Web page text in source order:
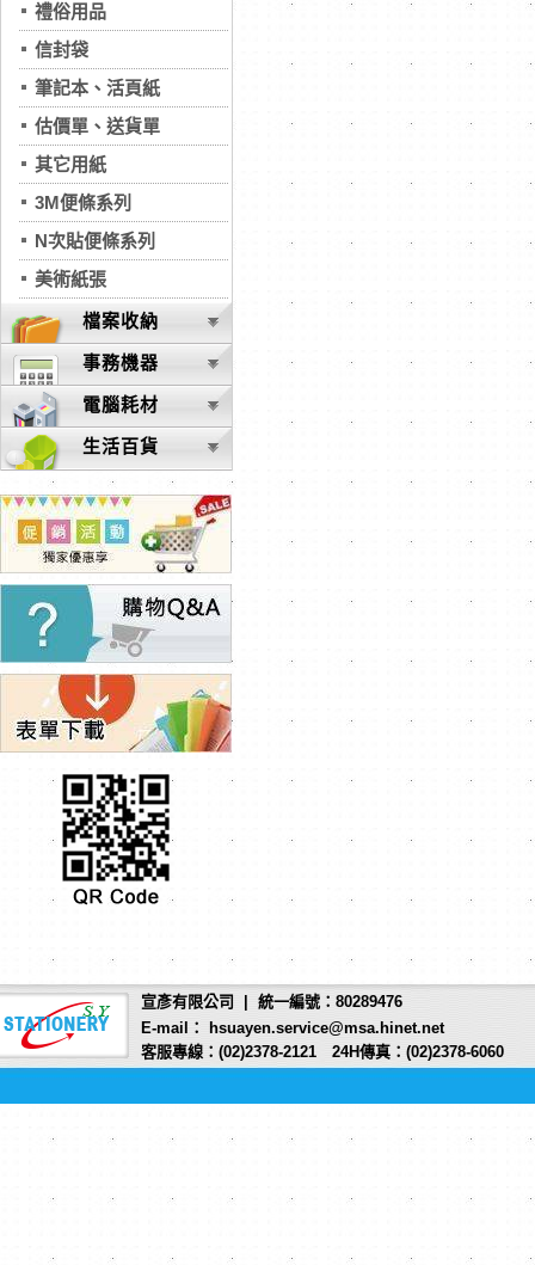
禮俗用品
信封袋
筆記本、活頁紙
估價單、送貨單
其它用紙
3M便條系列
N次貼便條系列
美術紙張
檔案收納
事務機器
電腦耗材
生活百貨
宣彥有限公司 | 統一編號：80289476
E-mail： hsuayen.service@msa.hinet.net
客服專線：(02)2378-2121 24H傳真：(02)2378-6060